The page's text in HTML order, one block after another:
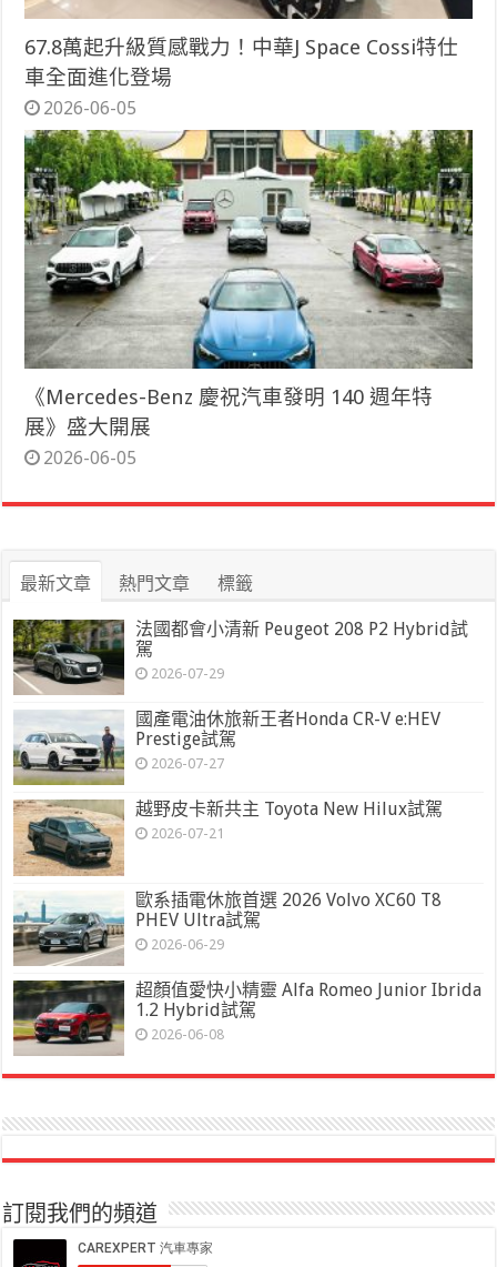
67.8萬起升級質感戰力！中華J Space Cossi特仕
車全面進化登場
2026-06-05
《Mercedes-Benz 慶祝汽車發明 140 週年特
展》盛大開展
2026-06-05
最新文章 熱門文章 標籤
法國都會小清新 Peugeot 208 P2 Hybrid試
駕
2026-07-29
國產電油休旅新王者Honda CR-V e:HEV
Prestige試駕
2026-07-27
越野皮卡新共主 Toyota New Hilux試駕
2026-07-21
歐系插電休旅首選 2026 Volvo XC60 T8
PHEV Ultra試駕
2026-06-29
超顏值愛快小精靈 Alfa Romeo Junior Ibrida
1.2 Hybrid試駕
2026-06-08
訂閱我們的頻道